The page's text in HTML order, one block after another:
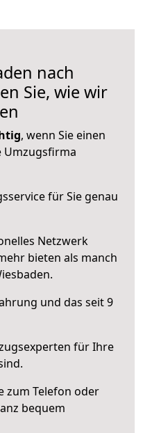
nach
Sie, wie wir
, wenn Sie einen
Umzugsfirma
für Sie genau
Netzwerk
bieten als manch
und das seit 9
für Ihre
zum Telefon oder
bequem